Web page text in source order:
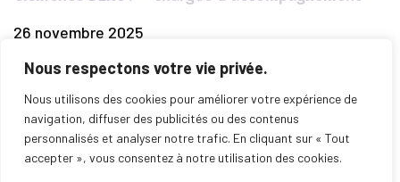
Nous respectons votre vie privée.
Nous utilisons des cookies pour améliorer votre expérience de
navigation, diffuser des publicités ou des contenus
personnalisés et analyser notre trafic. En cliquant sur « Tout
accepter », vous consentez à notre utilisation des cookies.
26 novembre 2025
TOME 2 – Envie de Réussir
26 novembre 2025
Soirée événement le 20 Novembre !
Copyrights © 2025RÉUSSIR , Tous les droits réservés